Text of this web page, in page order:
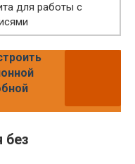
для работы с
без